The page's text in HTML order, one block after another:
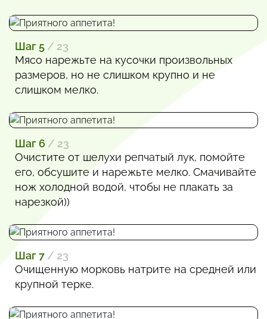
Шаг 5 / 23
Мясо нарежьте на кусочки произвольных
размеров, но не слишком крупно и не
слишком мелко.
Шаг 6 / 23
Очистите от шелухи репчатый лук, помойте
его, обсушите и нарежьте мелко. Смачивайте
нож холодной водой, чтобы не плакать за
нарезкой))
Шаг 7 / 23
Очищенную морковь натрите на средней или
крупной терке.